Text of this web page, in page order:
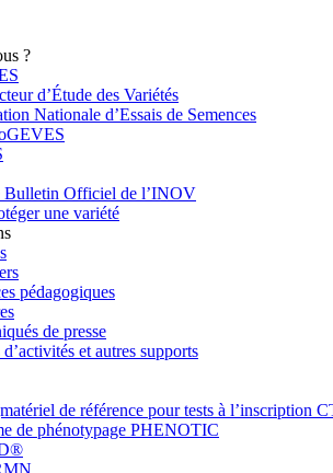
?
d’Étude des Variétés
Nationale d’Essais de Semences
Bulletin Officiel de l’INOV
une variété
pédagogiques
de presse
et autres supports
de référence pour tests à l’inscription
de phénotypage PHENOTIC